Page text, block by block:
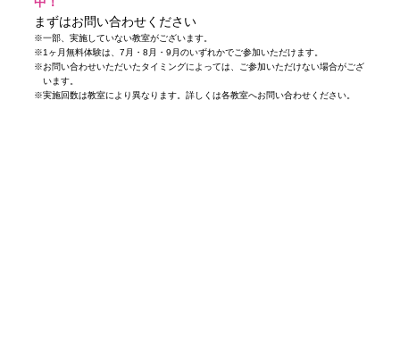
まずはお問い合わせください
※一部、実施していない教室がございます。
※1ヶ月無料体験は、7月・8月・9月のいずれかでご参加いただけます。
※お問い合わせいただいたタイミングによっては、ご参加いただけない場合がござ
います。
※実施回数は教室により異なります。詳しくは各教室へお問い合わせください。